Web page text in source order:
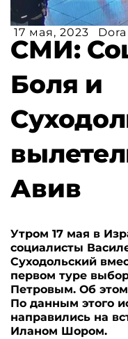
17 мая, 2023
СМИ:
Боля и
Авив
Утром 17 мая в
социалисты
Суходольский
первом туре
Петровым. Об
По данным этого
направились на
Иланом Шором.